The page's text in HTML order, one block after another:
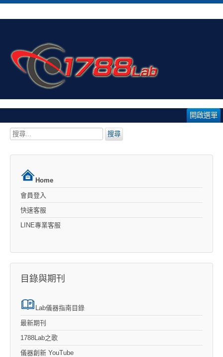
開啟選單
搜
搜尋
Home
會員登入
快速客服
LINE專業客服
目錄與期刊
Lab儀器指南目錄
最新期刊
1788Lab之歌
儀器創新 YouTube